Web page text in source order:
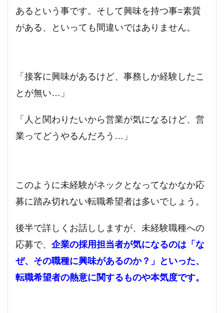
あるという事です。そして興味を持つ事=素質
がある、といっても間違いではありません。
「接客に興味があるけど、事務しか経験したこ
とが無い…」
「人と関わりたいから営業が気になるけど、営
業ってどうやるんだろう…」
このように未経験がネックとなってなかなか応
募に踏み切れない転職希望者は多いでしょう。
後半で詳しくお話ししますが、未経験職種への
応募で、 企業の採用担当者が気になるのは「な
ぜ、その職種に興味があるのか？」といった、
転職希望者の熱意に関するものや本気度です。